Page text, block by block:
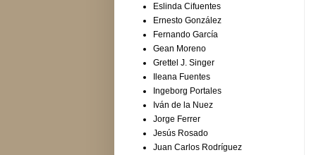
Eslinda Cifuentes
Ernesto González
Fernando García
Gean Moreno
Grettel J. Singer
Ileana Fuentes
Ingeborg Portales
Iván de la Nuez
Jorge Ferrer
Jesús Rosado
Juan Carlos Rodríguez